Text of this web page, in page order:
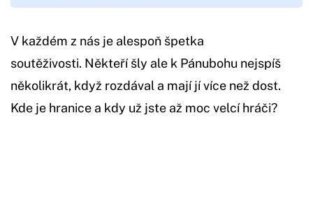
V každém z nás je alespoň špetka
soutěživosti. Někteří šly ale k Pánubohu nejspíš
několikrát, když rozdával a mají jí více než dost.
Kde je hranice a kdy už jste až moc velcí hráči?